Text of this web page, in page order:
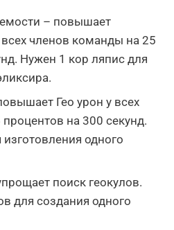
– повышает
членов команды на 25
Нужен 1 кор ляпис для
Гео урон у всех
на 300 секунд.
одного
поиск геокулов.
для создания одного